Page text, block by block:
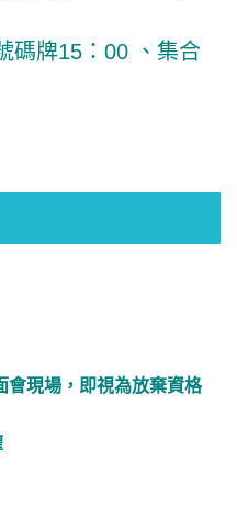
碼牌15：00 、集合
現場，即視為放棄資格